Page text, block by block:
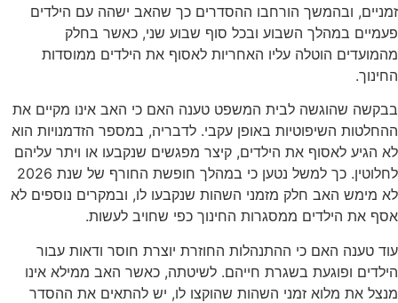
זמניים, ובהמשך הורחבו ההסדרים כך שהאב ישהה עם הילדים
פעמיים במהלך השבוע ובכל סוף שבוע שני, כאשר בחלק
מהמועדים הוטלה עליו האחריות לאסוף את הילדים ממוסדות
החינוך.
בבקשה שהוגשה לבית המשפט טענה האם כי האב אינו מקיים את
ההחלטות השיפוטיות באופן עקבי. לדבריה, במספר הזדמנויות הוא
לא הגיע לאסוף את הילדים, קיצר מפגשים שנקבעו או ויתר עליהם
לחלוטין. כך למשל נטען כי במהלך חופשת החורף של שנת 2026
לא מימש האב חלק מזמני השהות שנקבעו לו, ובמקרים נוספים לא
אסף את הילדים ממסגרות החינוך כפי שחויב לעשות.
עוד טענה האם כי ההתנהלות החוזרת יוצרת חוסר ודאות עבור
הילדים ופוגעת בשגרת חייהם. לשיטתה, כאשר האב ממילא אינו
מנצל את מלוא זמני השהות שהוקצו לו, יש להתאים את ההסדר